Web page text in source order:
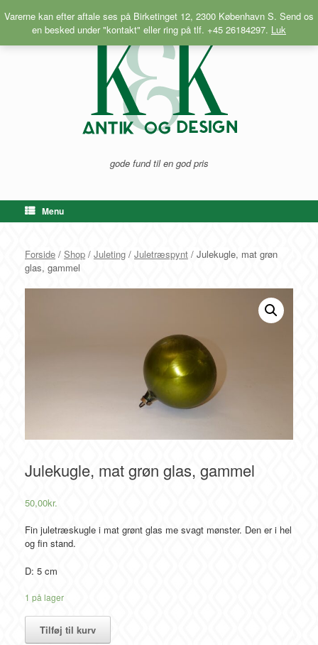
Varerne kan efter aftale ses på Birketinget 12, 2300 København S. Send os
en besked under "kontakt" eller ring på tlf. +45 26184297. Luk
til
gode fund til en god pris
Menu
Forside / Shop / Juleting / Juletræspynt / Julekugle, mat grøn
glas, gammel
Julekugle, mat grøn glas, gammel
50,00kr.
Fin juletræskugle i mat grønt glas me svagt mønster. Den er i hel
og fin stand.
D: 5 cm
1 på lager
Tilføj til kurv